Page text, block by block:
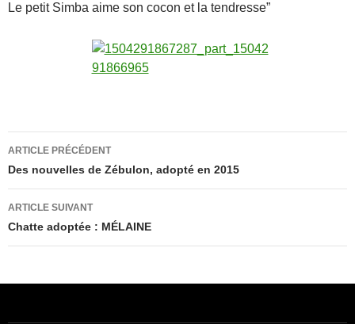
Le petit Simba aime son cocon et la tendresse”
Navigation
des
articles
ARTICLE PRÉCÉDENT
Des nouvelles de Zébulon, adopté en 2015
ARTICLE SUIVANT
Chatte adoptée : MÉLAINE